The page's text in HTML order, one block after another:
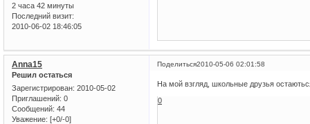
2 часа 42 минуты
Последний визит:
2010-06-02 18:46:05
Поделиться2010-05-06 02:01:58
Anna15
Решил остаться
Зарегистрирован: 2010-05-02
Приглашений: 0
Сообщений: 44
Уважение: [+0/-0]
На мой взгляд, школьные друзья
0